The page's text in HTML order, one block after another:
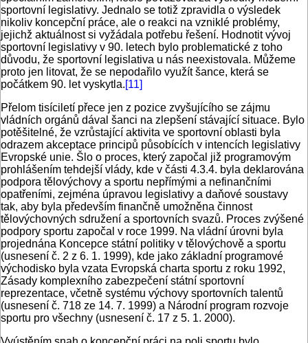
sportovní legislativy. Jednalo se totiž zpravidla o výsledek
nikoliv koncepční práce, ale o reakci na vzniklé problémy,
jejichž aktuálnost si vyžádala potřebu řešení. Hodnotit vývoj
sportovní legislativy v 90. letech bylo problematické z toho
důvodu, že sportovní legislativa u nás neexistovala. Můžeme
proto jen litovat, že se nepodařilo využít šance, která se
počátkem 90. let vyskytla.[11]
Přelom tisíciletí přece jen z pozice zvyšujícího se zájmu
vládních orgánů dával šanci na zlepšení stávající situace. Bylo
potěšitelné, že vzrůstající aktivita ve sportovní oblasti byla
odrazem akceptace principů působících v intencích legislativy
Evropské unie. Šlo o proces, který započal již programovým
prohlášením tehdejší vlády, kde v části 4.3.4. byla deklarována
podpora tělovýchovy a sportu nepřímými a nefinančními
opatřeními, zejména úpravou legislativy a daňové soustavy
tak, aby byla především finančně umožněna činnost
tělovýchovných sdružení a sportovních svazů. Proces zvýšené
podpory sportu započal v roce 1999. Na vládní úrovni byla
projednána Koncepce státní politiky v tělovýchově a sportu
(usnesení č. 2 z 6. 1. 1999), kde jako základní programové
východisko byla vzata Evropská charta sportu z roku 1992,
Zásady komplexního zabezpečení státní sportovní
reprezentace, včetně systému výchovy sportovních talentů
(usnesení č. 718 ze 14. 7. 1999) a Národní program rozvoje
sportu pro všechny (usnesení č. 17 z 5. 1. 2000).